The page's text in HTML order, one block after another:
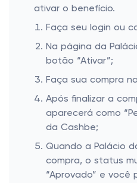
ativar o benefício.
Faça seu login ou
Na página da
botão “Ativar”;
Faça sua compra
Após finalizar a
aparecerá como
da Cashbe;
Quando a Palácio
compra, o status
“Aprovado” e você